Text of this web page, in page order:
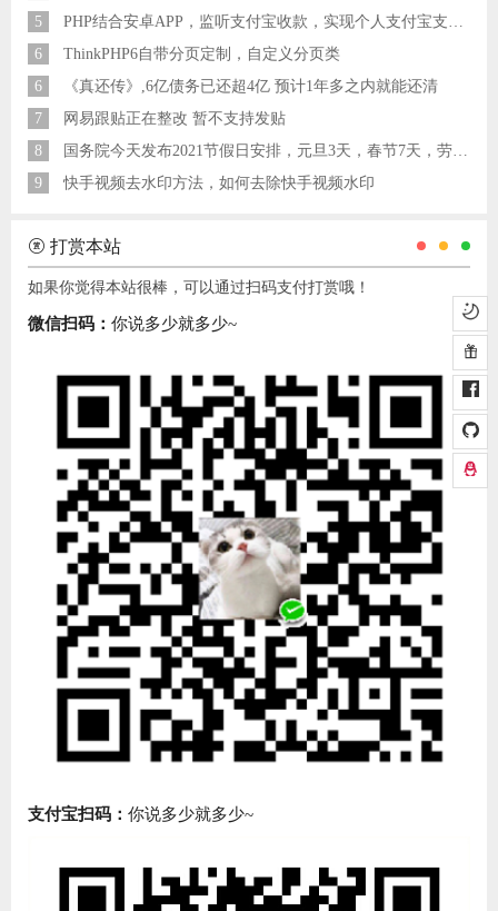
5
PHP结合安卓APP，监听支付宝收款，实现个人支付宝支付接口
6
ThinkPHP6自带分页定制，自定义分页类
6
《真还传》,6亿债务已还超4亿 预计1年多之内就能还清
7
网易跟贴正在整改 暂不支持发贴
8
国务院今天发布2021节假日安排，元旦3天，春节7天，劳动节5天
9
快手视频去水印方法，如何去除快手视频水印
打赏本站
如果你觉得本站很棒，可以通过扫码支付打赏哦！
微信扫码： 你说多少就多少~
支付宝扫码： 你说多少就多少~